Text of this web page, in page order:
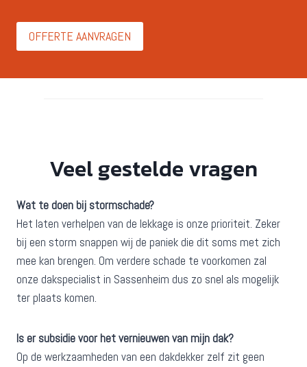
OFFERTE AANVRAGEN
Veel gestelde vragen
Wat te doen bij stormschade?
Het laten verhelpen van de lekkage is onze prioriteit. Zeker
bij een storm snappen wij de paniek die dit soms met zich
mee kan brengen. Om verdere schade te voorkomen zal
onze dakspecialist in Sassenheim dus zo snel als mogelijk
ter plaats komen.
Is er subsidie voor het vernieuwen van mijn dak?
Op de werkzaamheden van een dakdekker zelf zit geen